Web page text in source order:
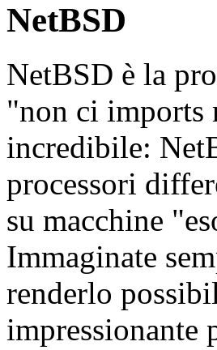
NetBSD
NetBSD è la
"non ci imports
incredibile:
processori
su macchine
Immaginate
renderlo
impressionante